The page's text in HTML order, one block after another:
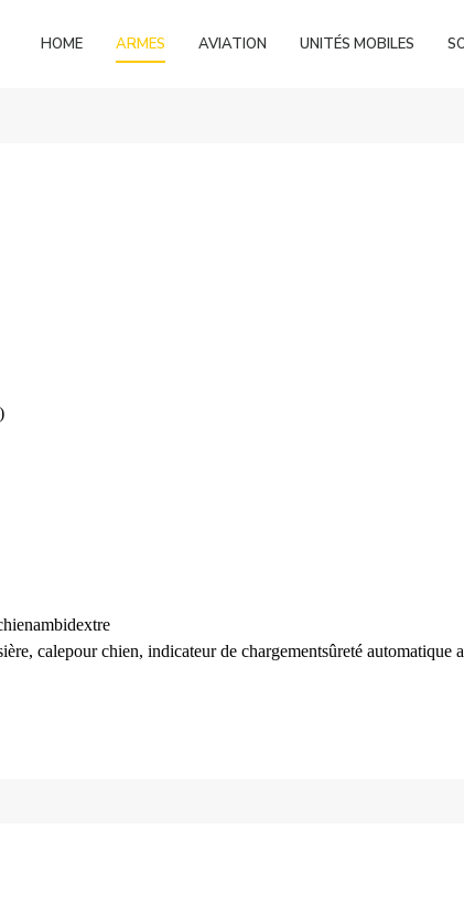
HOME ARMES AVIATION UNITÉS MOBILES
ambidextre
calepour chien, indicateur de chargementsûreté automatique